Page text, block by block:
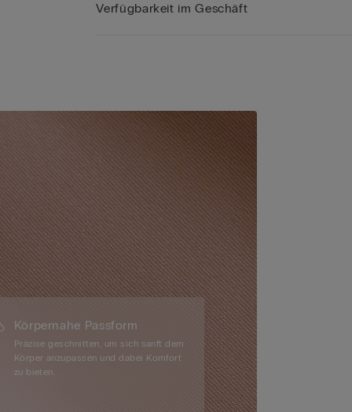
Verfügbarkeit im Geschäft
Körpernahe Passform
Präzise geschnitten, um sich sanft dem
Körper anzupassen und dabei Komfort
zu bieten.